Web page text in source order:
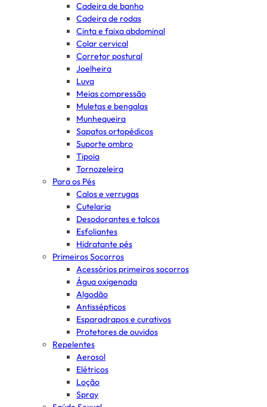
Cadeira de banho
Cadeira de rodas
Cinta e faixa abdominal
Colar cervical
Corretor postural
Joelheira
Luva
Meias compressão
Muletas e bengalas
Munhequeira
Sapatos ortopédicos
Suporte ombro
Tipoia
Tornozeleira
Para os Pés
Calos e verrugas
Cutelaria
Desodorantes e talcos
Esfoliantes
Hidratante pés
Primeiros Socorros
Acessórios primeiros socorros
Água oxigenada
Algodão
Antissépticos
Esparadrapos e curativos
Protetores de ouvidos
Repelentes
Aerosol
Elétricos
Loção
Spray